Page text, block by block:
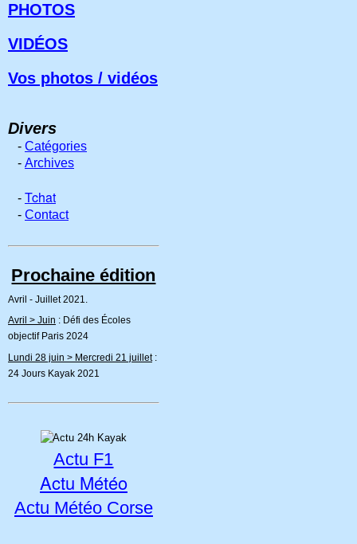
PHOTOS
VIDÉOS
Vos photos / vidéos
Divers
- Catégories
- Archives
- Tchat
- Contact
Prochaine édition
Avril - Juillet 2021.
Avril > Juin : Défi des Écoles
objectif Paris 2024
Lundi 28 juin > Mercredi 21 juillet:
24 Jours Kayak 2021
Actu F1
Actu Météo
Actu Météo Corse